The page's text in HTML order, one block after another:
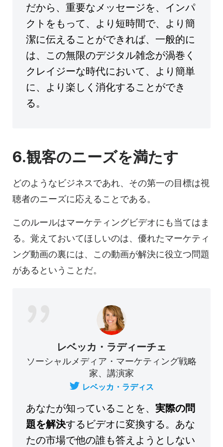
だから、重要なメッセージを、インパ
クトをもって、より短時間で、より簡
潔に伝えることができれば、一般的に
は、この無限のデジタル雑念が渦巻く
クレイジーな時代において、より簡単
に、より楽しく消化することができ
る。
6.観客のニーズを満たす
どのようなビジネスであれ、その第一の目標は視
聴者のニーズに応えることである。
このルールはマーケティングビデオにも当てはま
る。覚えておいてほしいのは、優れたマーケティ
ング動画の裏には、この動画が解決に役立つ問題
があるということだ。
レベッカ・ラディーチェ
ソーシャルメディア・マーケティング戦略
家、講演家
レベッカ・ラディス
あなたが知っていることを、 実際の問
題を解決するビデオに変換する。あな
たの市場で他の誰も答えようとしない